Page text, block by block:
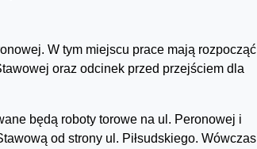
W tym miejscu prace mają rozpocząć
oraz odcinek przed przejściem dla
będą roboty torowe na ul. Peronowej i
od strony ul. Piłsudskiego. Wówczas